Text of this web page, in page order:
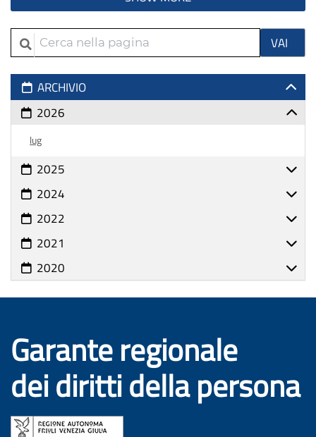
Cerca nella pagina CERCA
VAI
ARCHIVIO
2026
lug
2025
2024
2022
2021
2020
Garante regionale
dei diritti della persona